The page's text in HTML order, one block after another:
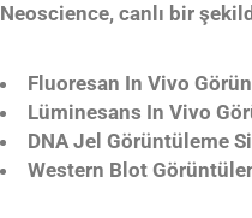
Neoscience, canlı bir
Fluoresan In Vivo
Lüminesans In Vivo
DNA Jel Görüntüleme
Western Blot